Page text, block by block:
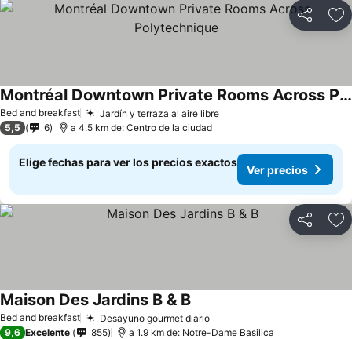
Compartir
Bed and breakfast Jardín y terraza al aire libreVer precios
Montréal Downtown Private Rooms Across Polytechnique
Ver precios
5,5 6 a 4.5 km de: Centro de la ciudad
Elige fechas para ver los precios exactos
Ver precios
Compartir
Bed and breakfast Desayuno gourmet diarioVer precios
Maison Des Jardins B & BVer precios
9,6 Excelente 855 a 1.9 km de: Notre-Dame Basilica